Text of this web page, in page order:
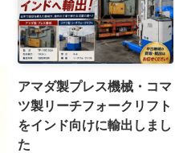
アマダ製プレス機械・コマ
ツ製リーチフォークリフト
をインド向けに輸出しまし
た